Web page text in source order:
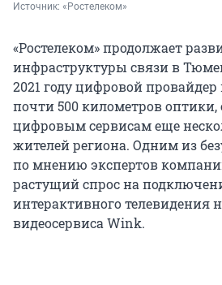
Источник: «Ростелеком»
«Ростелеком» продолжает
инфраструктуры связи в
2021 году цифровой провайдер
почти 500 километров оптики,
цифровым сервисам еще
жителей региона. Одним из
по мнению экспертов
растущий спрос на
интерактивного телевидения
видеосервиса Wink.